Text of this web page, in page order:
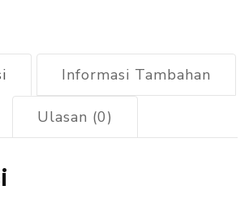
Informasi Tambahan
Ulasan (0)